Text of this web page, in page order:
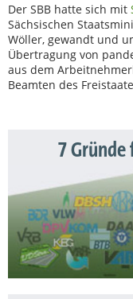
Der SBB hatte sich mit
Sächsischen
Wöller, gewandt und
Übertragung von
aus dem
Beamten des
7